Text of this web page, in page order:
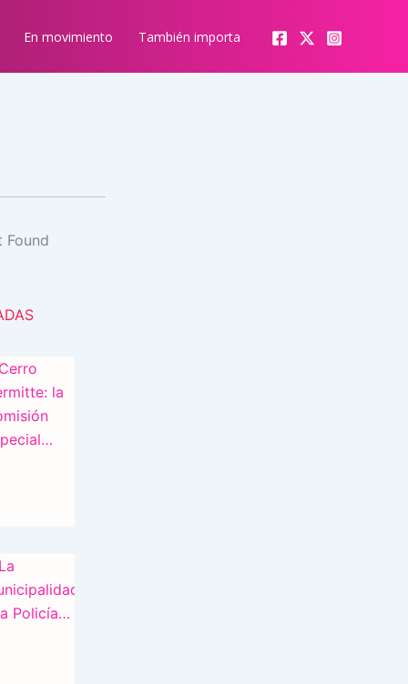
En movimiento También importa